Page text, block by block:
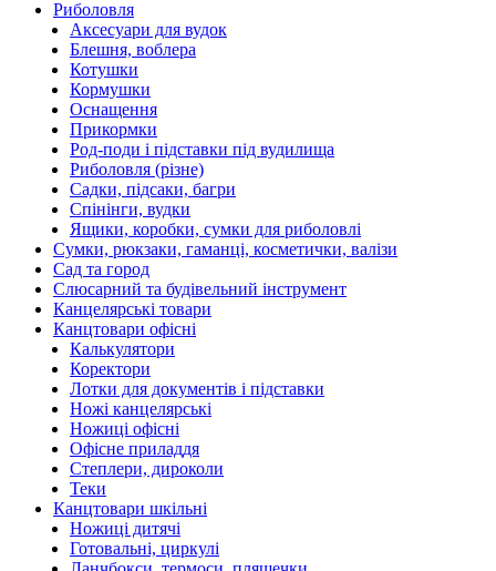
Риболовля
Аксесуари для вудок
Блешня, воблера
Котушки
Кормушки
Оснащення
Прикормки
Род-поди і підставки під вудилища
Риболовля (різне)
Садки, підсаки, багри
Спінінги, вудки
Ящики, коробки, сумки для риболовлі
Сумки, рюкзаки, гаманці, косметички, валізи
Сад та город
Слюсарний та будівельний інструмент
Канцелярські товари
Канцтовари офісні
Калькулятори
Коректори
Лотки для документів і підставки
Ножі канцелярські
Ножиці офісні
Офісне приладдя
Степлери, дироколи
Теки
Канцтовари шкільні
Ножиці дитячі
Готовальні, циркулі